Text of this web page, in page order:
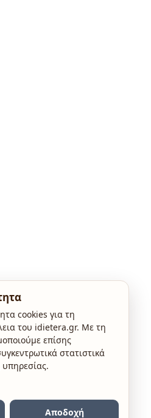
cookies για τη
του idietera.gr. Με τη
επίσης
στατιστικά
Αποδοχή